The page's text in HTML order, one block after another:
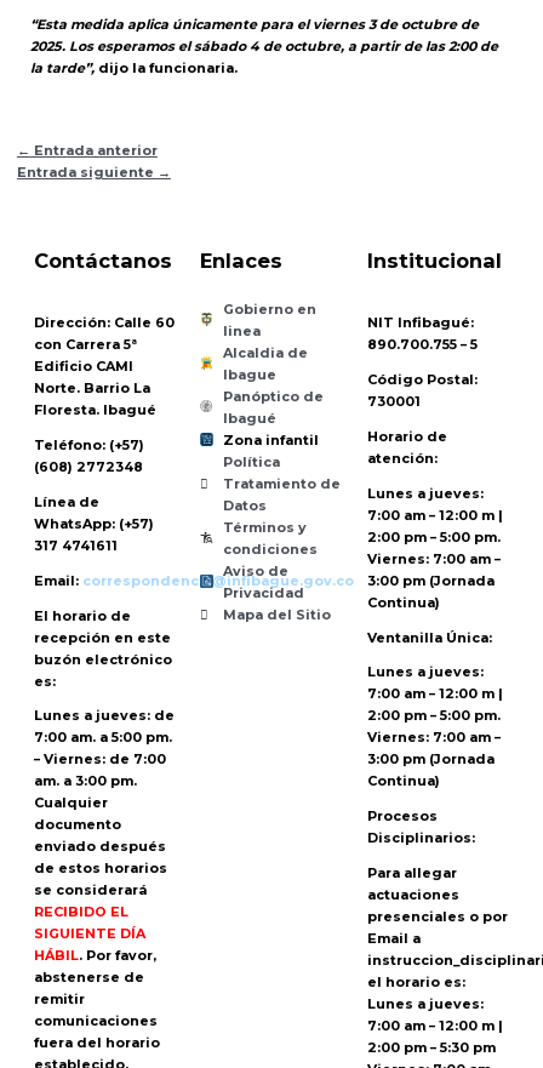
“Esta medida aplica únicamente para el viernes 3 de octubre de
2025. Los esperamos el sábado 4 de octubre, a partir de las 2:00 de
la tarde”,dijo la funcionaria.
← Entrada anterior
Entrada siguiente →
Contáctanos
Dirección: Calle 60
con Carrera 5ª
Edificio CAMI
Norte. Barrio La
Floresta. Ibagué
Teléfono: (+57)
(608) 2772348
Línea de
WhatsApp: (+57)
317 4741611
Email: correspondencia@infibague.gov.co
El horario de
recepción en este
buzón electrónico
es:
Lunes a jueves: de
7:00 am. a 5:00 pm.
– Viernes: de 7:00
am. a 3:00 pm.
Cualquier
documento
enviado después
de estos horarios
se considerará
RECIBIDO EL
SIGUIENTE DÍA
HÁBIL. Por favor,
abstenerse de
remitir
comunicaciones
fuera del horario
Enlaces
Gobierno en
linea
Alcaldia de
Ibague
Panóptico de
Ibagué
Zona infantil
Política
Tratamiento de
Datos
Términos y
condiciones
Aviso de
Privacidad
Mapa del Sitio
Institucional
NIT Infibagué:
890.700.755 – 5
Código Postal:
730001
Horario de
atención:
Lunes a jueves:
7:00 am – 12:00 m |
2:00 pm – 5:00 pm.
Viernes: 7:00 am –
3:00 pm (Jornada
Continua)
Ventanilla Única:
Lunes a jueves:
7:00 am – 12:00 m |
2:00 pm – 5:00 pm.
Viernes: 7:00 am –
3:00 pm (Jornada
Continua)
Procesos
Disciplinarios:
Para allegar
actuaciones
presenciales o por
Email a
el horario es:
Lunes a jueves:
7:00 am – 12:00 m |
2:00 pm – 5:30 pm